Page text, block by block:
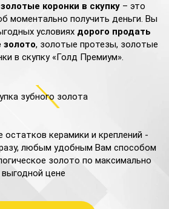
коронки в скупку – это
моментально получить деньги. Вы
условиях дорого продать
золото, золотые протезы, золотые
в скупку «Голд Премиум».
остатков керамики и креплений -
любым удобным Вам способом
золото по максимально
выгодной цене